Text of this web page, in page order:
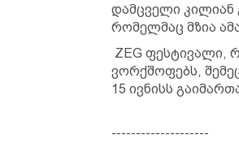
დამცველი კილიან
რომელმაც მზია
ZEG ფესტივალი,
ვორქშოფებს,
15 ივნისს
--------------------